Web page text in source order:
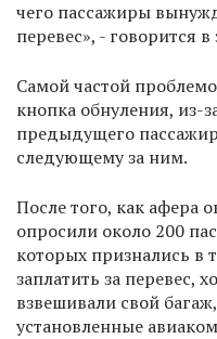
чего пассажиры
перевес», - говорится
Самой частой
кнопка обнуления, из-
предыдущего
следующему за ним.
После того, как афера
опросили около 200
которых признались
заплатить за перевес,
взвешивали свой
установленные